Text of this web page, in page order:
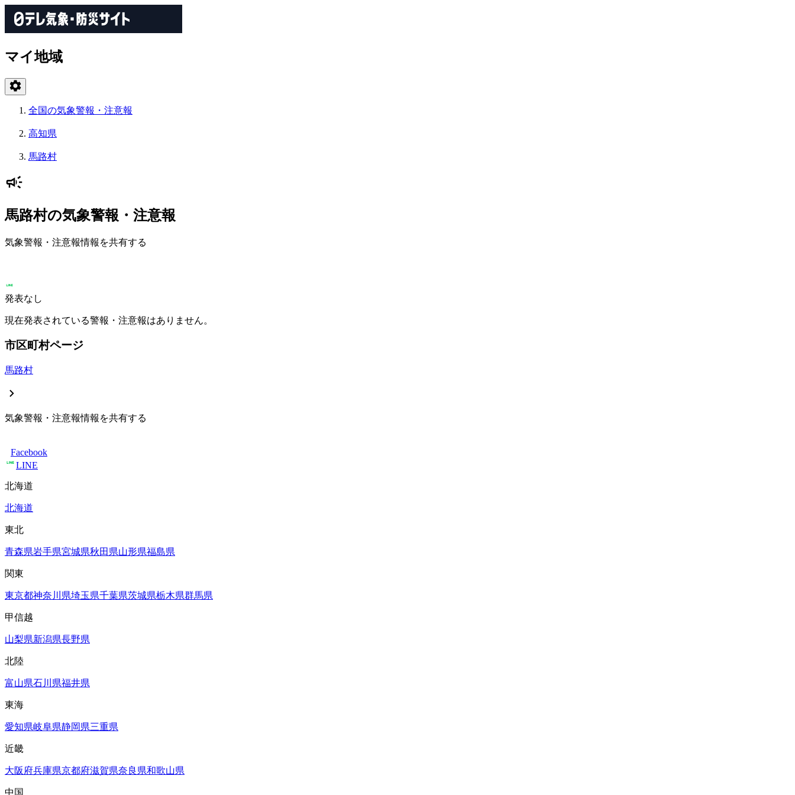
マイ地域
全国の気象警報・注意報
高知県
馬路村
馬路村の気象警報・注意報
気象警報・注意報情報を共有する
発表なし
現在発表されている警報・注意報はありません。
市区町村ページ
馬路村
気象警報・注意報情報を共有する
Facebook
LINE
北海道
北海道
東北
青森県岩手県宮城県秋田県山形県福島県
関東
東京都神奈川県埼玉県千葉県茨城県栃木県群馬県
甲信越
山梨県新潟県長野県
北陸
富山県石川県福井県
東海
愛知県岐阜県静岡県三重県
近畿
大阪府兵庫県京都府滋賀県奈良県和歌山県
中国